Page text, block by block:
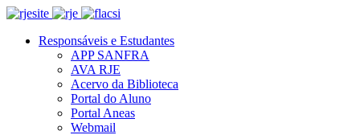
Responsáveis e Estudantes
APP SANFRA
AVA RJE
Acervo da Biblioteca
Portal do Aluno
Portal Aneas
Webmail